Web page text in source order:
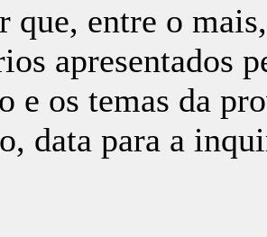
que, entre o
apresentados
e os temas da
data para a